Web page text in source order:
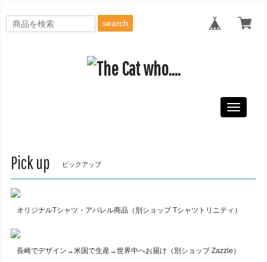
search
Toggle
Pick up ピックアップ
オリジナルTシャツ・アパレル商品（別ショップ Tシャツトリニティ）
長崎でデザイン→米国で生産→世界中へお届け（別ショップ Zazzle）